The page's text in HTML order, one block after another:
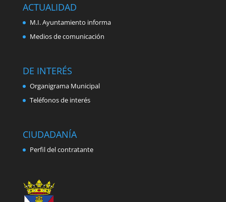
ACTUALIDAD
M.I. Ayuntamiento informa
Medios de comunicación
DE INTERÉS
Organigrama Municipal
Teléfonos de interés
CIUDADANÍA
Perfil del contratante